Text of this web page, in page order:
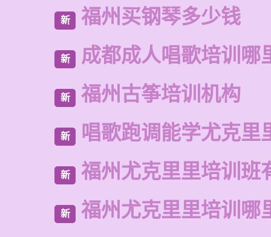
新 福州买钢琴多少钱
新 成都成人唱歌培训哪
新 福州古筝培训机构
新 唱歌跑调能学尤克里
新 福州尤克里里培训班
新 福州尤克里里培训哪